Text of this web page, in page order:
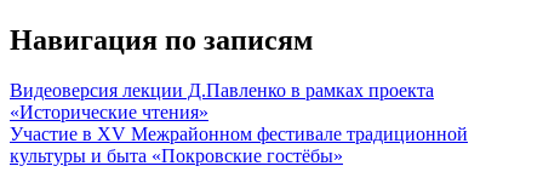
Навигация по записям
Видеоверсия лекции Д.Павленко в рамках проекта
«Исторические чтения»
Участие в XV Межрайонном фестивале традиционной
культуры и быта «Покровские гостёбы»